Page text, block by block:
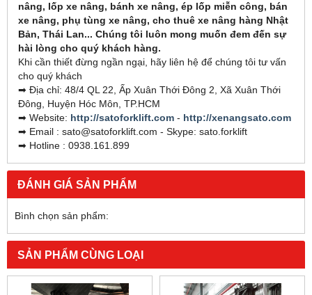
nâng, lốp xe nâng, bánh xe nâng, ép lốp miễn công, bán
xe nâng, phụ tùng xe nâng, cho thuê xe nâng hàng Nhật
Bản, Thái Lan... Chúng tôi luôn mong muốn đem đến sự
hài lòng cho quý khách hàng.
Khi cần thiết đừng ngần ngại, hãy liên hệ để chúng tôi tư vấn
cho quý khách
➡ Địa chỉ: 48/4 QL 22, Ấp Xuân Thới Đông 2, Xã Xuân Thới
Đông, Huyện Hóc Môn, TP.HCM
➡ Website: http://satoforklift.com - http://xenangsato.com
➡ Email : sato@satoforklift.com - Skype: sato.forklift
➡ Hotline : 0938.161.899
ĐÁNH GIÁ SẢN PHẨM
Bình chọn sản phẩm:
SẢN PHẨM CÙNG LOẠI